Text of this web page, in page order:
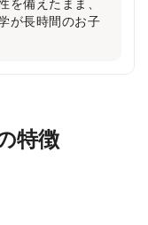
とにより、素材
を備えたまま、
が長時間のお子
特徴